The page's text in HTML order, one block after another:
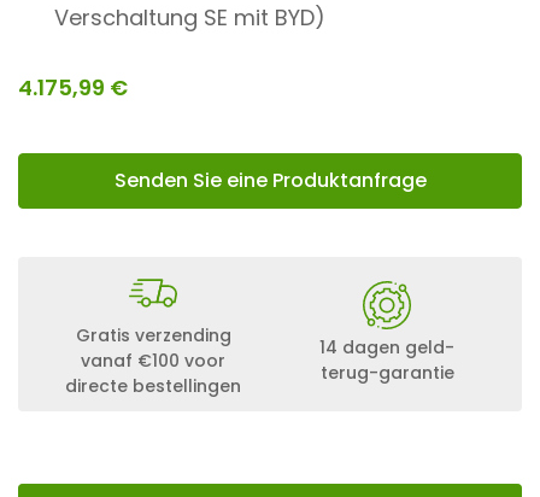
Verschaltung SE mit BYD)
4.175,99 €
Senden Sie eine Produktanfrage
Gratis verzending
vanaf €100 voor
directe bestellingen
14 dagen geld-
terug-garantie